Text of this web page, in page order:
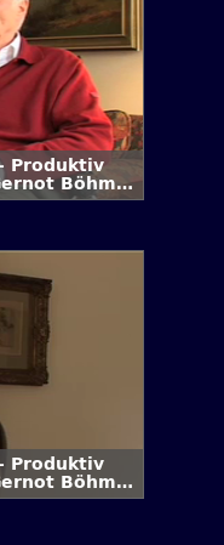
Produktiv
Böhme
Produktiv
Böhme